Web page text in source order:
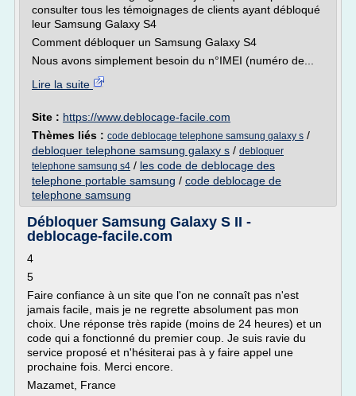
consulter tous les témoignages de clients ayant débloqué
leur Samsung Galaxy S4
Comment débloquer un Samsung Galaxy S4
Nous avons simplement besoin du n°IMEI (numéro de...
Lire la suite
Site : https://www.deblocage-facile.com
Thèmes liés : code deblocage telephone samsung galaxy s /
debloquer telephone samsung galaxy s / debloquer
telephone samsung s4 / les code de deblocage des
telephone portable samsung / code deblocage de
telephone samsung
Débloquer Samsung Galaxy S II -
deblocage-facile.com
4
5
Faire confiance à un site que l'on ne connaît pas n'est
jamais facile, mais je ne regrette absolument pas mon
choix. Une réponse très rapide (moins de 24 heures) et un
code qui a fonctionné du premier coup. Je suis ravie du
service proposé et n'hésiterai pas à y faire appel une
prochaine fois. Merci encore.
Mazamet, France